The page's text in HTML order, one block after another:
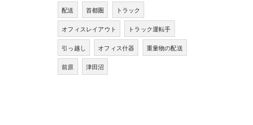
配送 首都圏 トラック
オフィスレイアウト トラック運転手
引っ越し オフィス什器 重量物の配送
前原 津田沼